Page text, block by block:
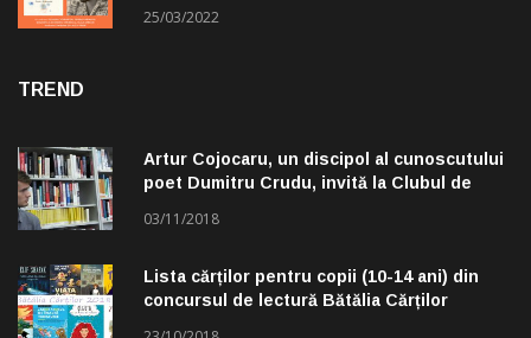
25/03/2022
TREND
Artur Cojocaru, un discipol al cunoscutului
poet Dumitru Crudu, invită la Clubul de
03/11/2018
Lista cărților pentru copii (10-14 ani) din
concursul de lectură Bătălia Cărților